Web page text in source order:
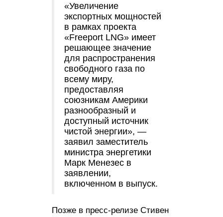
«Увеличение
экспортных мощностей
в рамках проекта
«Freeport LNG» имеет
решающее значение
для распространения
свободного газа по
всему миру,
предоставляя
союзникам Америки
разнообразный и
доступный источник
чистой энергии», —
заявил заместитель
министра энергетики
Марк Менезес в
заявлении,
включенном в выпуск.
Позже в пресс-релизе Стивен